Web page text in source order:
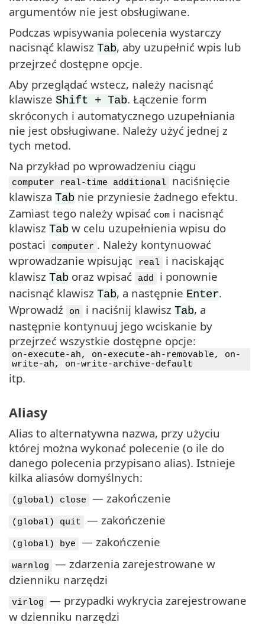
argumentów nie jest obsługiwane.
Podczas wpisywania polecenia wystarczy
nacisnąć klawisz Tab, aby uzupełnić wpis lub
przejrzeć dostępne opcje.
Aby przeglądać wstecz, należy nacisnąć
klawisze Shift + Tab. Łączenie form
skróconych i automatycznego uzupełniania
nie jest obsługiwane. Należy użyć jednej z
tych metod.
Na przykład po wprowadzeniu ciągu
computer real-time additional
naciśnięcie
klawisza Tab nie przyniesie żadnego efektu.
Zamiast tego należy wpisać com i nacisnąć
klawisz Tab w celu uzupełnienia wpisu do
postaci
computer . Należy kontynuować
wprowadzanie wpisując
real
i naciskając
klawisz Tab oraz wpisać add
i ponownie
nacisnąć klawisz Tab, a następnie Enter.
Wprowadź
on i naciśnij klawisz Tab, a
następnie kontynuuj jego wciskanie by
przejrzeć wszystkie dostępne opcje:
on-execute-ah, on-execute-ah-removable, on-
write-ah, on-write-archive-default
itp.
Aliasy
Alias to alternatywna nazwa, przy użyciu
której można wykonać polecenie (o ile do
danego polecenia przypisano alias). Istnieje
kilka aliasów domyślnych:
(global) close — zakończenie
(global) quit — zakończenie
(global) bye — zakończenie
warnlog
— zdarzenia zarejestrowane w
dzienniku narzędzi
virlog
— przypadki wykrycia zarejestrowane
w dzienniku narzędzi